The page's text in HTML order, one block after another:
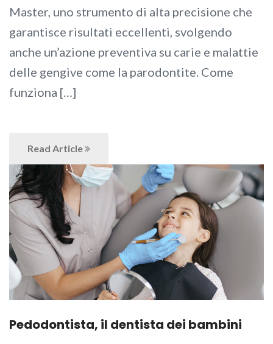
Master, uno strumento di alta precisione che
garantisce risultati eccellenti, svolgendo
anche un’azione preventiva su carie e malattie
delle gengive come la parodontite. Come
funziona […]
Read Article
Pedodontista, il dentista dei bambini